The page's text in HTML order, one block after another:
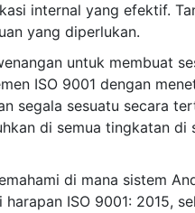
internal yang efektif.
yang diperlukan.
untuk membuat
ISO 9001 dengan
segala sesuatu secara
di semua tingkatan di
di mana sistem
ISO 9001: 2015,